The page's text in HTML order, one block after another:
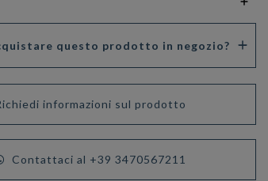
questo prodotto in negozio?
informazioni sul prodotto
Contattaci al +39 3470567211